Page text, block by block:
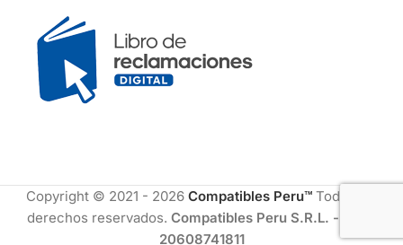
Copyright © 2021 - 2026 Compatibles Peru™Todos los
derechos reservados. Compatibles Peru S.R.L. - RUC:
20608741811